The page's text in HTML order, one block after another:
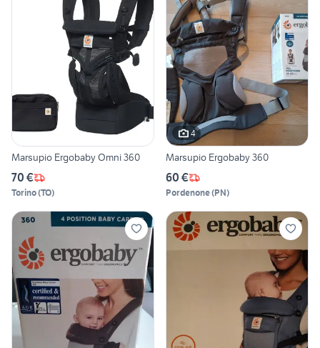
Marsupio Ergobaby Omni 360
70 €
Torino(TO)
4
Marsupio Ergobaby 360
60 €
Pordenone(PN)